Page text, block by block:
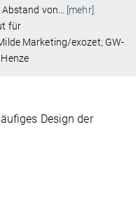
Abstand von
[mehr]
für
Marketing/exozet; GW-
Design der